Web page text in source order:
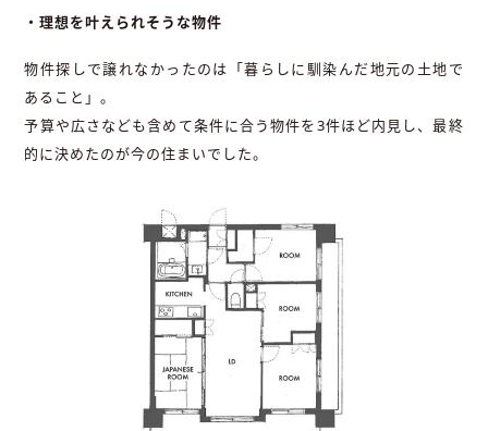
・理想を叶えられそうな物件
物件探しで譲れなかったのは「暮らしに馴染んだ地元の土地で
あること」。
予算や広さなども含めて条件に合う物件を3件ほど内見し、最終
的に決めたのが今の住まいでした。